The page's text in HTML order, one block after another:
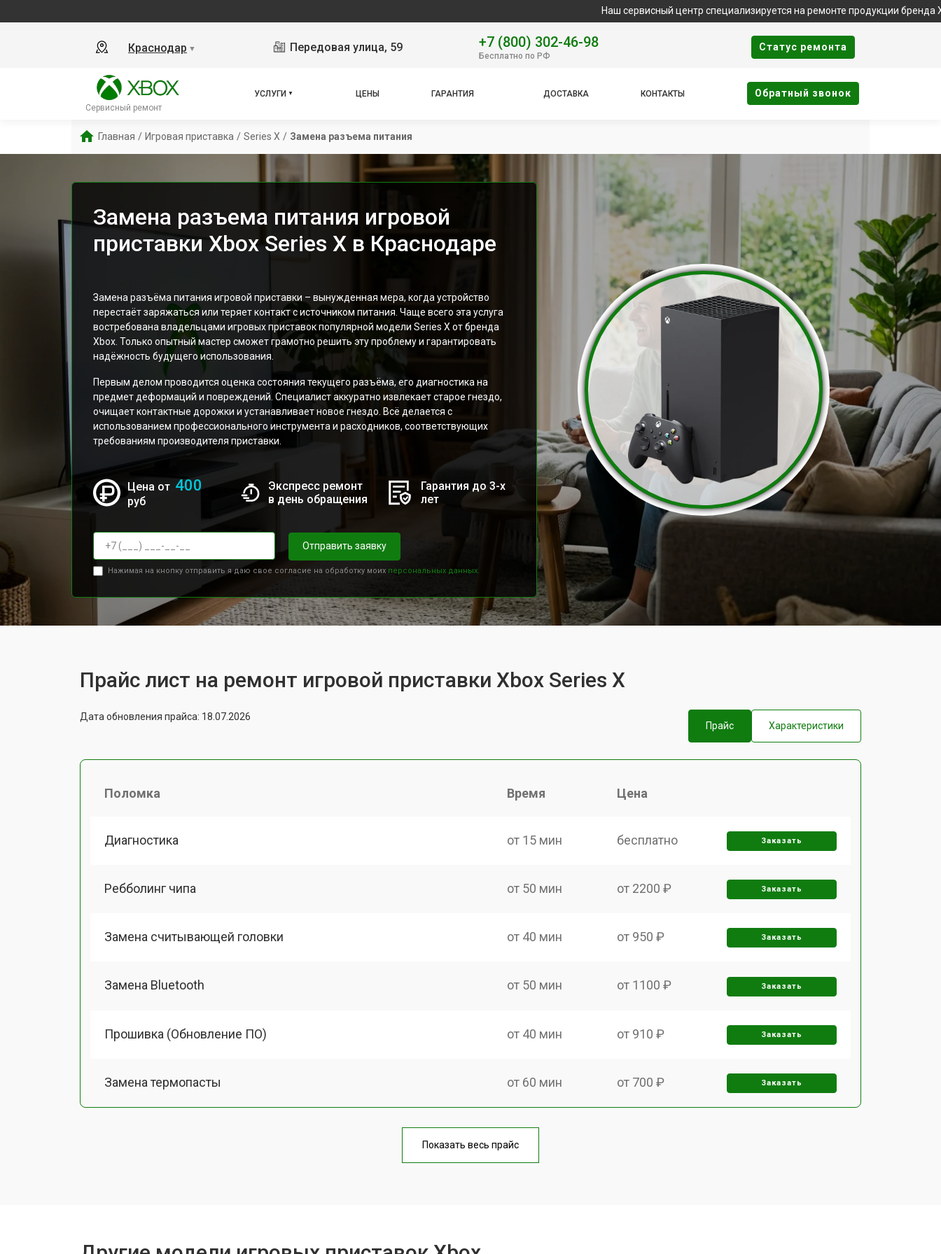
Наш сервисный центр специализируется на ремонте продукции бренда Xbox.
Краснодар ▼ Передовая улица, 59 +7 (800) 302-46-98
Бесплатно по РФ
Cтатус ремонта
Сервисный ремонт
УСЛУГИ ЦЕНЫ ГАРАНТИЯ ДОСТАВКА КОНТАКТЫ Oбратный звонок
Главная / Игровая приставка / Series X / Замена разъема питания
Замена разъема питания игровой
приставки Xbox Series X в Краснодаре
Замена разъёма питания игровой приставки – вынужденная мера, когда устройство
перестаёт заряжаться или теряет контакт с источником питания. Чаще всего эта услуга
востребована владельцами игровых приставок популярной модели Series X от бренда
Xbox. Только опытный мастер сможет грамотно решить эту проблему и гарантировать
надёжность будущего использования.
Первым делом проводится оценка состояния текущего разъёма, его диагностика на
предмет деформаций и повреждений. Специалист аккуратно извлекает старое гнездо,
очищает контактные дорожки и устанавливает новое гнездо. Всё делается с
использованием профессионального инструмента и расходников, соответствующих
требованиям производителя приставки.
Цена от 400
руб
Экспресс ремонт
в день обращения
Гарантия до 3-х
лет
Отправить заявку
Нажимая на кнопку отправить я даю свое согласие на обработку моих персональных данных.
Прайс лист на ремонт игровой приставки Xbox Series X
Дата обновления прайса: 18.07.2026
Прайс
Характеристики
Поломка Время Цена
Диагностика от 15 мин бесплатно Заказать
Ребболинг чипа от 50 мин от 2200 ₽ Заказать
Замена считывающей головки от 40 мин от 950 ₽ Заказать
Замена Bluetooth от 50 мин от 1100 ₽ Заказать
Прошивка (Обновление ПО) от 40 мин от 910 ₽ Заказать
Замена термопасты от 60 мин от 700 ₽ Заказать
от 40 мин
Показать весь прайс